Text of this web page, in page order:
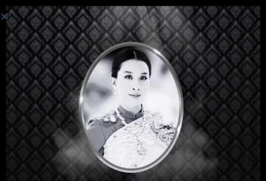
စနစ်ကို ဝင်ပါသည်။
ဟေ့အဲဒီမှာ၊အလွန်ကြီးစွာသော
သင်တန်း၊မှန်သော? သင်ကဲ့သို့ဤ
အသင်တန်းအမှတ်စဥ်?